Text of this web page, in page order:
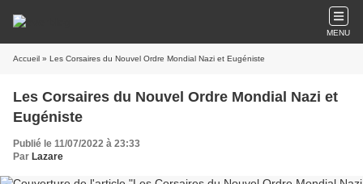
MENU
Accueil » Les Corsaires du Nouvel Ordre Mondial Nazi et Eugéniste
Les Corsaires du Nouvel Ordre Mondial Nazi et
Eugéniste
Publié le 11/07/2022 à 23:33
Par Lazare